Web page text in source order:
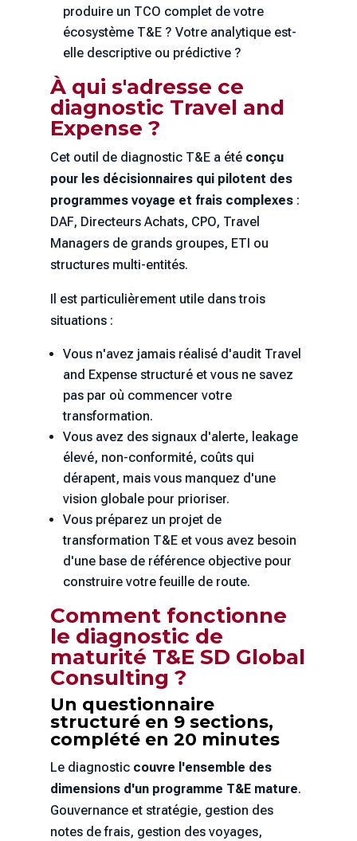
produire un TCO complet de votre
écosystème T&E ? Votre analytique est-
elle descriptive ou prédictive ?
À qui s'adresse ce
diagnostic Travel and
Expense ?
Cet outil de diagnostic T&E a été conçu
pour les décisionnaires qui pilotent des
programmes voyage et frais complexes:
DAF, Directeurs Achats, CPO, Travel
Managers de grands groupes, ETI ou
structures multi-entités.
Il est particulièrement utile dans trois
situations :
Vous n'avez jamais réalisé d'audit Travel
and Expense structuré et vous ne savez
pas par où commencer votre
transformation.
Vous avez des signaux d'alerte, leakage
élevé, non-conformité, coûts qui
dérapent, mais vous manquez d'une
vision globale pour prioriser.
Vous préparez un projet de
transformation T&E et vous avez besoin
d'une base de référence objective pour
construire votre feuille de route.
Comment fonctionne
le diagnostic de
maturité T&E SD Global
Consulting ?
Un questionnaire
structuré en 9 sections,
complété en 20 minutes
Le diagnostic couvre l'ensemble des
dimensions d'un programme T&E mature.
Gouvernance et stratégie, gestion des
notes de frais, gestion des voyages,